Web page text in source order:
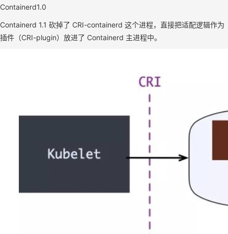
Containerd1.0
Containerd 1.1 砍掉了 CRI-containerd 这个进程，直接把适配逻辑作为
插件（CRI-plugin）放进了 Containerd 主进程中。